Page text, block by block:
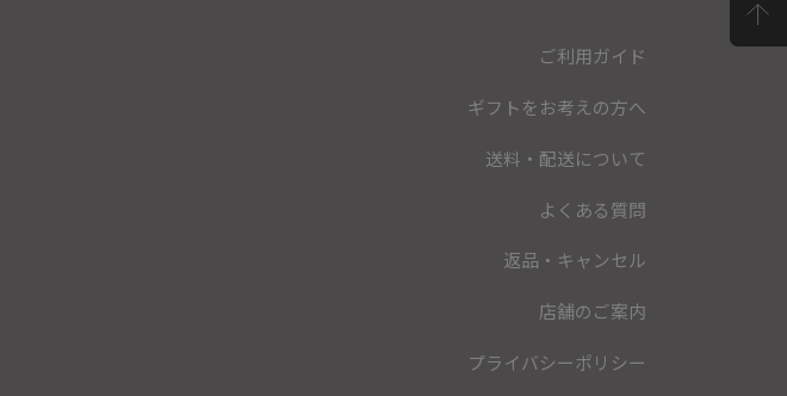
ご利用ガイド
ギフトをお考えの方へ
送料・配送について
よくある質問
返品・キャンセル
店舗のご案内
プライバシーポリシー